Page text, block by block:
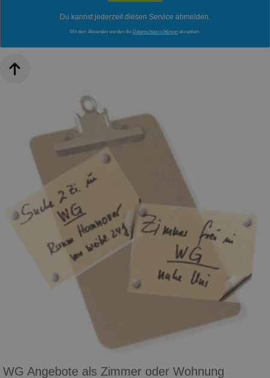
Du kannst jederzeit diesen Service abmelden.
Mit dem Absenden werden die Datenschutzrichtlinien akzeptiert.
WG Angebote als Zimmer oder Wohnung